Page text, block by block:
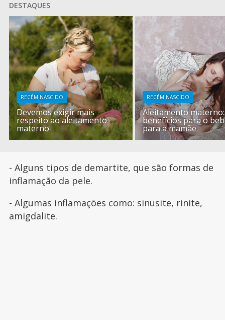
DESTAQUES
RECÉM NASCIDO
Devemos exigir mais
respeito ao aleitamento
materno
RECÉM NASCIDO
Aleitamento materno:
benefícios para o
para a mamãe
- Alguns tipos de demartite, que são formas de
inflamação da pele.
- Algumas inflamações como: sinusite, rinite,
amigdalite.